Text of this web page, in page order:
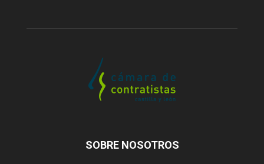
SOBRE NOSOTROS